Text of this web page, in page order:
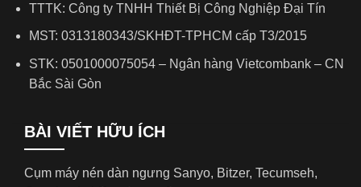
TTTK: Công ty TNHH Thiết Bị Công Nghiệp Đại Tín
MST: 0313180343/SKHĐT-TPHCM cấp T3/2015
STK: 0501000075054 – Ngân hàng Vietcombank – CN
Bắc Sài Gòn
BÀI VIẾT HỮU ÍCH
Cụm máy nén dàn ngưng Sanyo, Bitzer, Tecumseh,